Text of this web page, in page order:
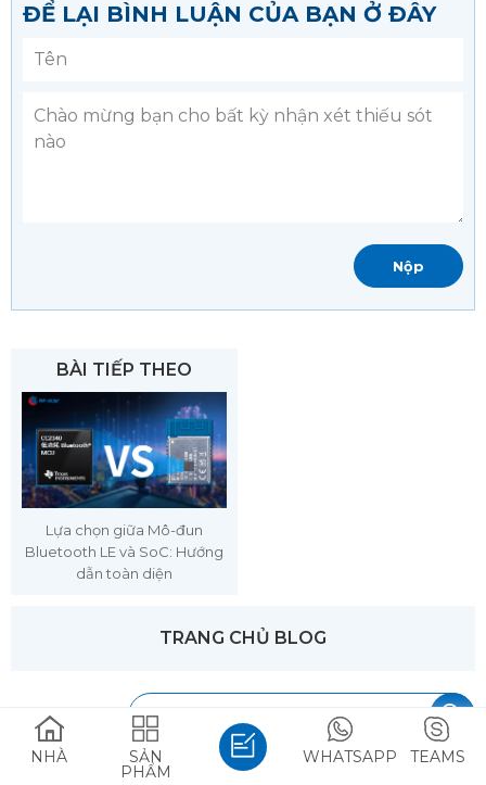
ĐỂ LẠI BÌNH LUẬN CỦA BẠN Ở ĐÂY
BÀI TIẾP THEO
Lựa chọn giữa Mô-đun
Bluetooth LE và SoC: Hướng
dẫn toàn diện
TRANG CHỦ BLOG
NHÀ SẢN
PHẨM
TEAMS
WHATSAPP